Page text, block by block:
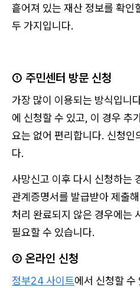
흩어져 있는 재산 정보를 확인
두 가지입니다.
① 주민센터 방문 신청
가장 많이 이용되는 방식입니
에 신청할 수 있고, 이 경우 추
요는 없어 편리합니다. 신청인
다.
사망신고 이후 다시 신청하는
관계증명서를 발급받아 제출
처리 완료되지 않은 경우에는
필요할 수 있습니다.
② 온라인 신청
정부24 사이트에서 신청할 수